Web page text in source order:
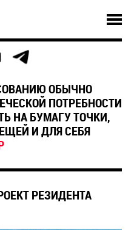
ОБЫЧНО
ПОТРЕБНОСТИ
НА БУМАГУ ТОЧКИ,
И ДЛЯ СЕБЯ
РЕЗИДЕНТА